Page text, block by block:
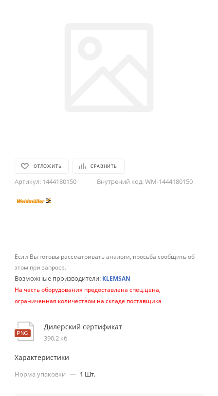
ОТЛОЖИТЬ СРАВНИТЬ
Артикул: 1444180150 Внутрений код:WM-1444180150
Если Вы готовы рассматривать аналоги, просьба сообщить об
этом при запросе.
Возможные производители: KLEMSAN
На часть оборудования предоставлена спец.цена,
ограниченная количеством на складе поставщика
Дилерский сертификат
390,2 кб
Характеристики
Норма упаковки — 1 Шт.